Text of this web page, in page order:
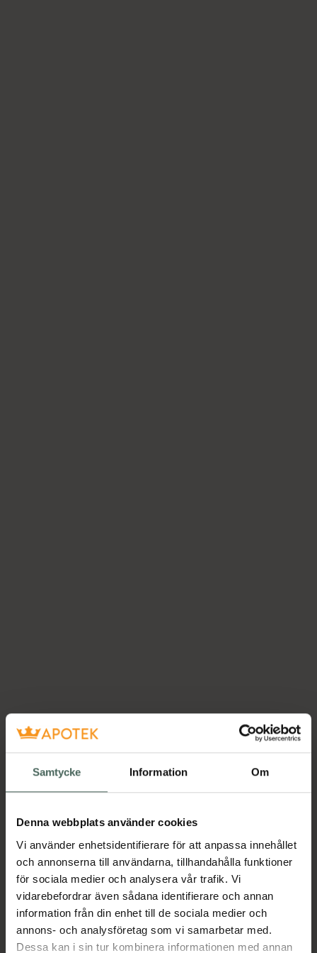
Samtycke Information Om
Denna webbplats använder cookies
Vi använder enhetsidentifierare för att anpassa innehållet
och annonserna till användarna, tillhandahålla funktioner
för sociala medier och analysera vår trafik. Vi
vidarebefordrar även sådana identifierare och annan
information från din enhet till de sociala medier och
annons- och analysföretag som vi samarbetar med.
Dessa kan i sin tur kombinera informationen med annan